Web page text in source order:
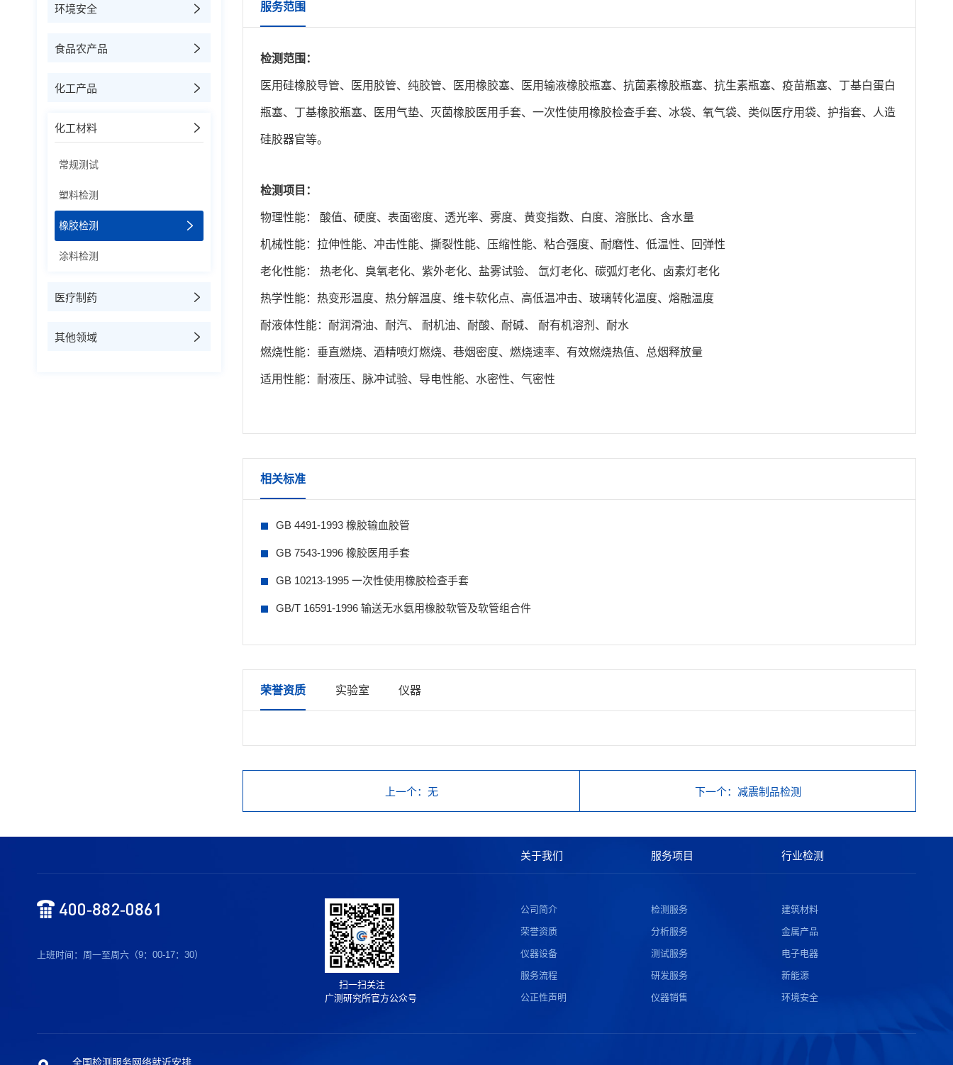
环境安全
食品农产品
化工产品
化工材料
常规测试
塑料检测
橡胶检测
涂料检测
医疗制药
其他领域
服务范围
检测范围：
医用硅橡胶导管、医用胶管、纯胶管、医用橡胶塞、医用输液橡胶瓶塞、抗菌素橡胶瓶塞、抗生素瓶塞、疫苗瓶塞、丁基白蛋白
瓶塞、丁基橡胶瓶塞、医用气垫、灭菌橡胶医用手套、一次性使用橡胶检查手套、冰袋、氧气袋、类似医疗用袋、护指套、人造
硅胶器官等。
检测项目：
物理性能： 酸值、硬度、表面密度、透光率、雾度、黄变指数、白度、溶胀比、含水量
机械性能：拉伸性能、冲击性能、撕裂性能、压缩性能、粘合强度、耐磨性、低温性、回弹性
老化性能： 热老化、臭氧老化、紫外老化、盐雾试验、 氙灯老化、碳弧灯老化、卤素灯老化
热学性能：热变形温度、热分解温度、维卡软化点、高低温冲击、玻璃转化温度、熔融温度
耐液体性能：耐润滑油、耐汽、 耐机油、耐酸、耐碱、 耐有机溶剂、耐水
燃烧性能：垂直燃烧、酒精喷灯燃烧、巷烟密度、燃烧速率、有效燃烧热值、总烟释放量
适用性能：耐液压、脉冲试验、导电性能、水密性、气密性
相关标准
GB 4491-1993 橡胶输血胶管
GB 7543-1996 橡胶医用手套
GB 10213-1995 一次性使用橡胶检查手套
GB/T 16591-1996 输送无水氨用橡胶软管及软管组合件
荣誉资质 实验室 仪器
上一个：无 下一个：减震制品检测
关于我们 服务项目 行业检测
400-882-0861
上班时间：周一至周六（9：00-17：30）
扫一扫关注
广测研究所官方公众号
公司简介
荣誉资质
仪器设备
服务流程
公正性声明
检测服务
分析服务
测试服务
研发服务
仪器销售
建筑材料
金属产品
电子电器
新能源
环境安全
全国检测服务网络就近安排